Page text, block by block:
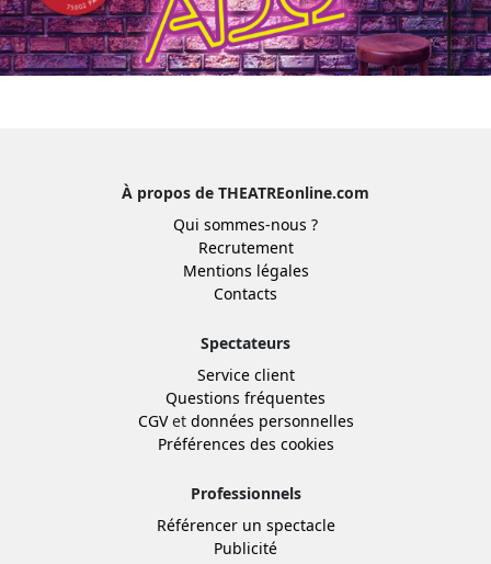
À propos de THEATREonline.com
Qui sommes-nous ?
Recrutement
Mentions légales
Contacts
Spectateurs
Service client
Questions fréquentes
CGVet données personnelles
Préférences des cookies
Professionnels
Référencer un spectacle
Publicité